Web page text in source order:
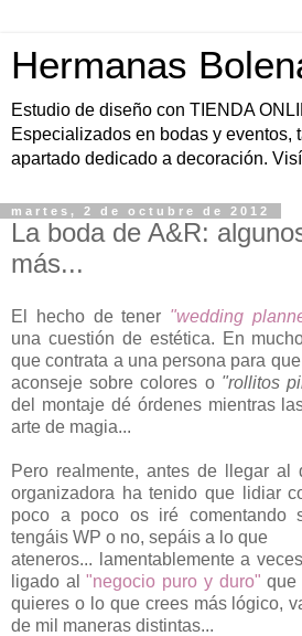
Hermanas
Estudio de diseño con TIENDA
Especializados en bodas y eventos,
apartado dedicado a decoración.
martes, 2 de octubre de 2012
La boda de A&R:
más...
El hecho de tener "wedding
una cuestión de estética. En
que contrata a una persona para
aconseje sobre colores o "rollitos
del montaje dé órdenes mientras
arte de magia...
Pero realmente, antes de llegar al
organizadora ha tenido que lidiar
poco a poco os iré comentando
tengáis WP o no, sepáis a lo que
ateneros... lamentablemente a
ligado al"negocio puro y duro" que
quieres o lo que crees más lógico,
de mil maneras distintas...